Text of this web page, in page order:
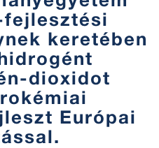
keretében
dioxidot
Európai